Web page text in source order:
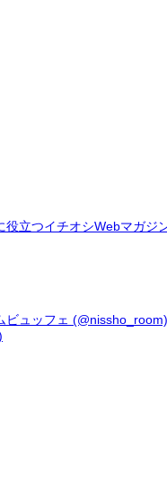
役立つイチオシWebマガジ
ビュッフェ (@nissho_room)